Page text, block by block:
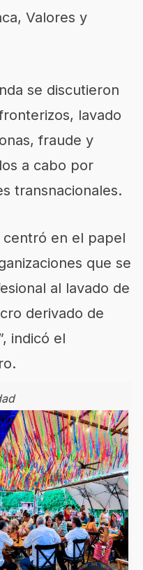
Valores y
se discutieron
lavado
fraude y
a cabo por
transnacionales.
en el papel
que se
al lavado de
derivado de
indicó el